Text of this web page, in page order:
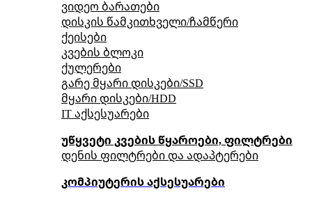
ვიდეო ბარათები
დისკის წამკითხველი/ჩამწერი
ქეისები
კვების ბლოკი
ქულერები
გარე მყარი დისკები/SSD
მყარი დისკები/HDD
IT აქსესუარები
უწყვეტი კვების წყაროები, ფილტრები
დენის ფილტრები და ადაპტერები
კომპიუტერის აქსესუარები